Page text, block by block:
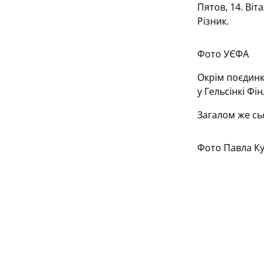
Пятов, 14.
Різник.
Фото УЄФА
Окрім
у Гельсінкі
Загалом же
Фото Павла